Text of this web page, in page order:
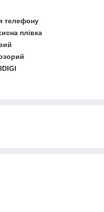
телефону
плівка